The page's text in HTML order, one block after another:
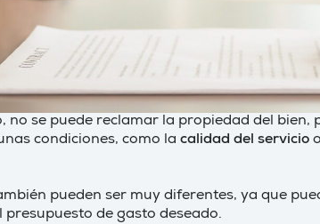
no se puede reclamar la propiedad del
condiciones, como la calidad del servicio
pueden ser muy diferentes, ya que
de gasto deseado.